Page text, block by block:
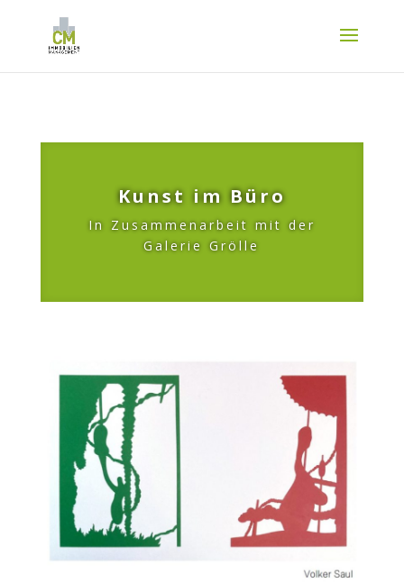
Kunst im Büro
In Zusammenarbeit mit der
Galerie Grölle